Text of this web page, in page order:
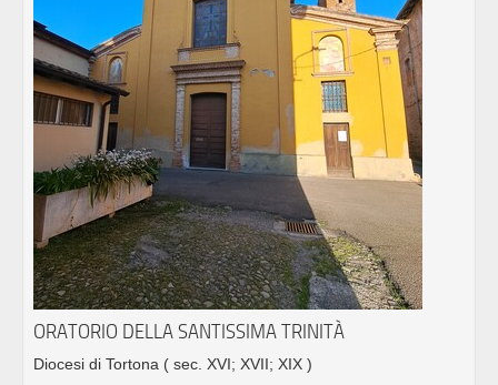
ORATORIO DELLA SANTISSIMA TRINITÀ
Diocesi di Tortona ( sec. XVI; XVII; XIX )